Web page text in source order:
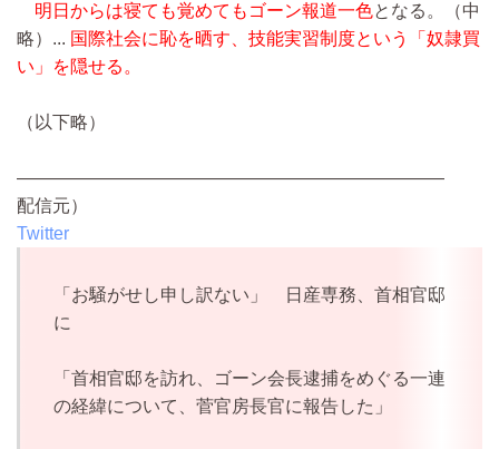
明日からは寝ても覚めてもゴーン報道一色となる。
（中
略）... 国際社会に恥を晒す、技能実習制度という「奴隷買
い」を隠せる。
（以下略）
————————————————————————
配信元）
Twitter
「お騒がせし申し訳ない」 日産専務、首相官邸
に
「首相官邸を訪れ、ゴーン会長逮捕をめぐる一連
の経緯について、菅官房長官に報告した」